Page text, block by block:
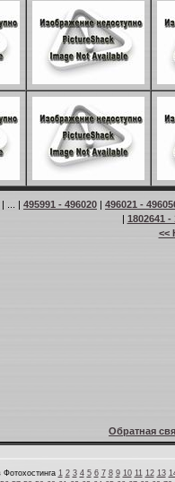
| ... | 495991 - 496020 | 496021 -
| 1802641 -
<<
Обратная
1 2 3 4 5 6 7 8 9 10 11 12 13